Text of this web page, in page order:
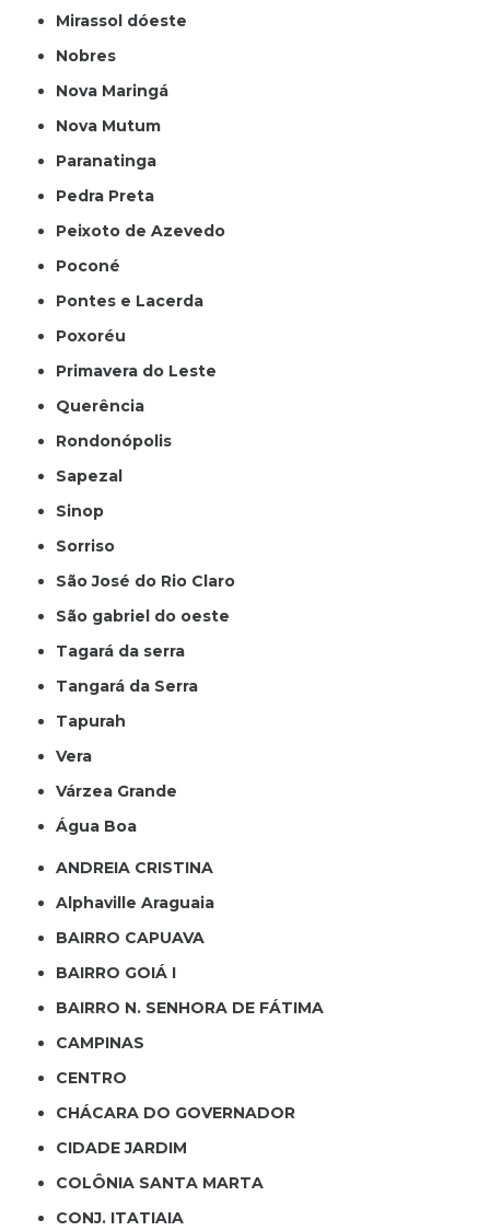
Mirassol dóeste
Nobres
Nova Maringá
Nova Mutum
Paranatinga
Pedra Preta
Peixoto de Azevedo
Poconé
Pontes e Lacerda
Poxoréu
Primavera do Leste
Querência
Rondonópolis
Sapezal
Sinop
Sorriso
São José do Rio Claro
São gabriel do oeste
Tagará da serra
Tangará da Serra
Tapurah
Vera
Várzea Grande
Água Boa
ANDREIA CRISTINA
Alphaville Araguaia
BAIRRO CAPUAVA
BAIRRO GOIÁ I
BAIRRO N. SENHORA DE FÁTIMA
CAMPINAS
CENTRO
CHÁCARA DO GOVERNADOR
CIDADE JARDIM
COLÔNIA SANTA MARTA
CONJ. ITATIAIA